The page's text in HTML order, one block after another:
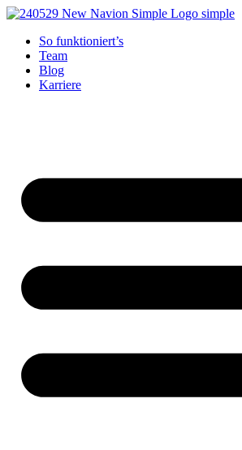
Zum
springenSo funktioniert’s
Team
Blog
Karriere